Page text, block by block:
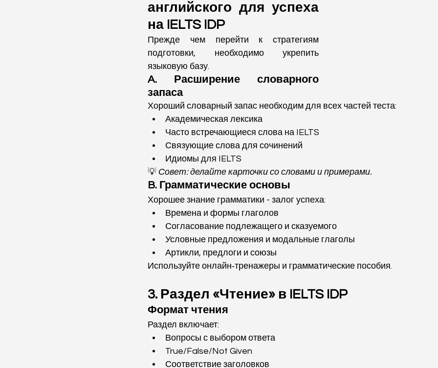
английского для успеха
на IELTS IDP
Прежде чем перейти к стратегиям
подготовки, необходимо укрепить
языковую базу.
A. Расширение словарного
запаса
Хороший словарный запас необходим для всех частей теста:
Академическая лексика
Часто встречающиеся слова на IELTS
Связующие слова для сочинений
Идиомы для IELTS
💡 Совет: делайте карточки со словами и примерами.
B. Грамматические основы
Хорошее знание грамматики - залог успеха:
Времена и формы глаголов
Согласование подлежащего и сказуемого
Условные предложения и модальные глаголы
Артикли, предлоги и союзы
Используйте онлайн‑тренажеры и грамматические пособия.
3. Раздел «Чтение» в IELTS IDP
Формат чтения
Раздел включает:
Вопросы с выбором ответа
True/False/Not Given
Соответствие заголовков